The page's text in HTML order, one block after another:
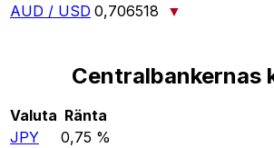
AUD / USD 0,706518 ▼
Centralbankernas
Valuta Ränta
JPY
0,75 %